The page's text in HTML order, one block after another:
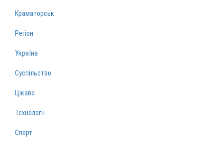
Краматорськ
Регіон
Україна
Суспільство
Цікаво
Технології
Спорт